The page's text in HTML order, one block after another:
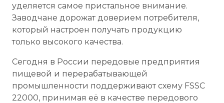
уделяется самое пристальное внимание.
Заводчане дорожат доверием потребителя,
который настроен получать продукцию
только высокого качества.
Сегодня в России передовые предприятия
пищевой и перерабатывающей
промышленности поддерживают схему FSSC
22000, принимая её в качестве передового